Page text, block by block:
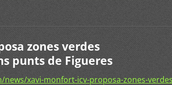
zones verdes
punts de Figueres
xavi-monfort-icv-proposa-zones-